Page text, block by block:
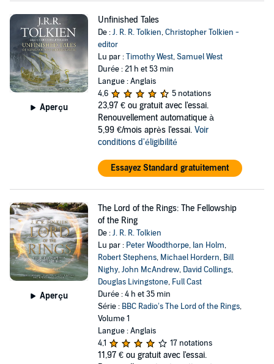
Aperçu
Unfinished Tales
De :J. R. R. Tolkien,Christopher Tolkien -
editor
Lu par :Timothy West,Samuel West
Durée : 21 h et 53 min
Langue : Anglais
4,6
5 notations
23,97 € ou gratuit avec l'essai.
Renouvellement automatique à
5,99 €/mois après l'essai. Voir
conditions d'éligibilité
Essayez Standard gratuitement
Aperçu
The Lord of the Rings: The Fellowship
of the Ring
De :J. R. R. Tolkien
Lu par : Peter Woodthorpe, Ian Holm,
Robert Stephens, Michael Hordern, Bill
Nighy,John McAndrew, David Collings,
Douglas Livingstone, Full Cast
Durée : 4 h et 35 min
Série : BBC Radio’s The Lord of the Rings,
Volume 1
Langue : Anglais
4,1
17 notations
11,97 € ou gratuit avec l'essai.